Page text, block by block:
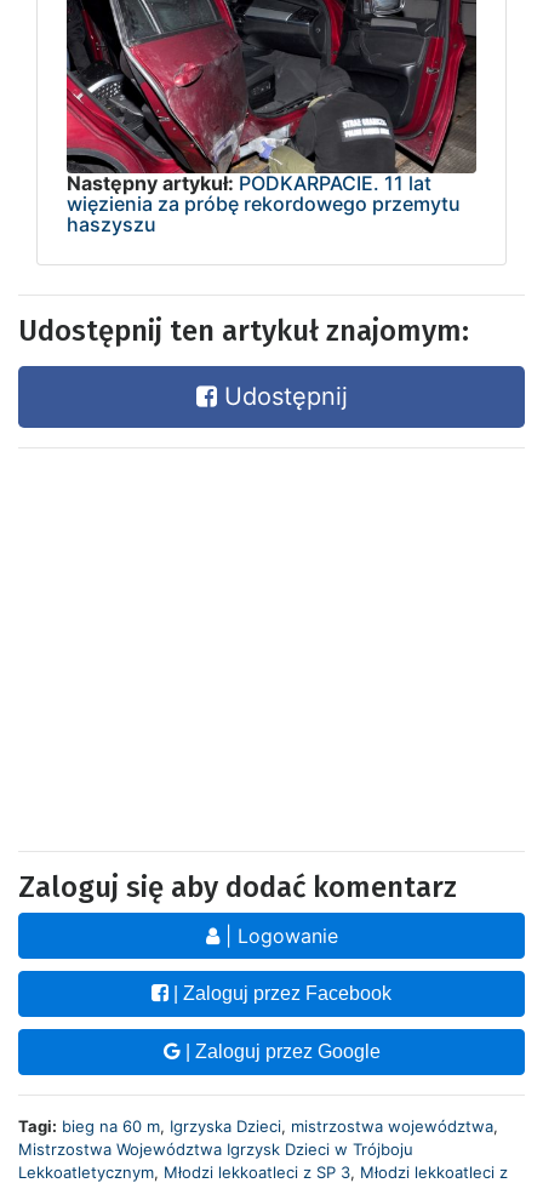
Następny artykuł: PODKARPACIE. 11 lat
więzienia za próbę rekordowego przemytu
haszyszu
Udostępnij ten artykuł znajomym:
Udostępnij
Zaloguj się aby dodać komentarz
| Logowanie
| Zaloguj przez Facebook
| Zaloguj przez Google
Tagi: bieg na 60 m, Igrzyska Dzieci, mistrzostwa województwa,
Mistrzostwa Województwa Igrzysk Dzieci w Trójboju
Lekkoatletycznym, Młodzi lekkoatleci z SP 3, Młodzi lekkoatleci z